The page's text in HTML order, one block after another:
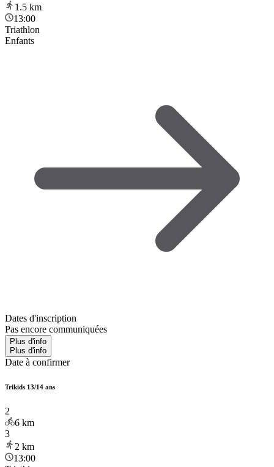
1.5 km
13:00
Triathlon
Enfants
Dates d'inscription
Pas encore communiquées
Plus d'info
Plus d'info
Date à confirmer
Trikids 13/14 ans
2
6 km
3
2 km
13:00